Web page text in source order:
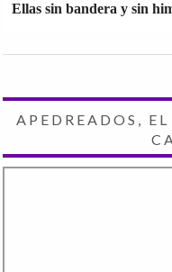
Ellas sin bandera y sin
APEDREADOS,